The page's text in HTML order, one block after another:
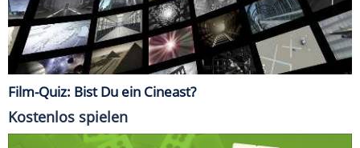
Film-Quiz: Bist Du ein Cineast?
Kostenlos spielen